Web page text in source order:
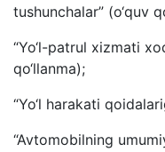
tushunchalar” (o‘quv
“Yo‘l-patrul xizmati
qo‘llanma);
“Yo‘l harakati
“Avtomobilning